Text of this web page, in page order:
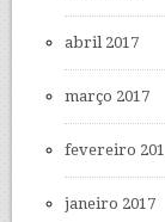
abril 2017
março 2017
fevereiro
janeiro 2017